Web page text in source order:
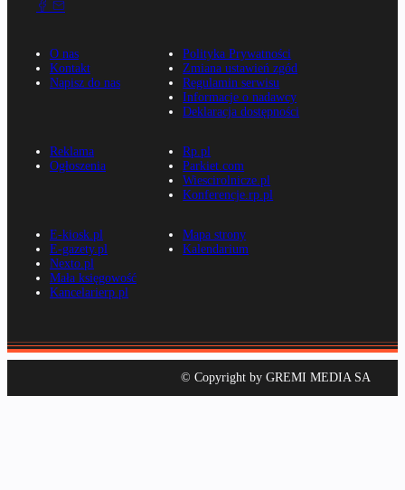
O nas
Kontakt
Napisz do nas
Polityka Prywatności
Zmiana ustawień zgód
Regulamin serwisu
Informacje o nadawcy
Deklaracja dostępności
Reklama
Ogłoszenia
Rp.pl
Parkiet.com
Wiescirolnicze.pl
Konferencje.rp.pl
E-kiosk.pl
E-gazety.pl
Nexto.pl
Mała księgowość
Kancelarierp.pl
Mapa strony
Kalendarium
© Copyright by GREMI MEDIA SA